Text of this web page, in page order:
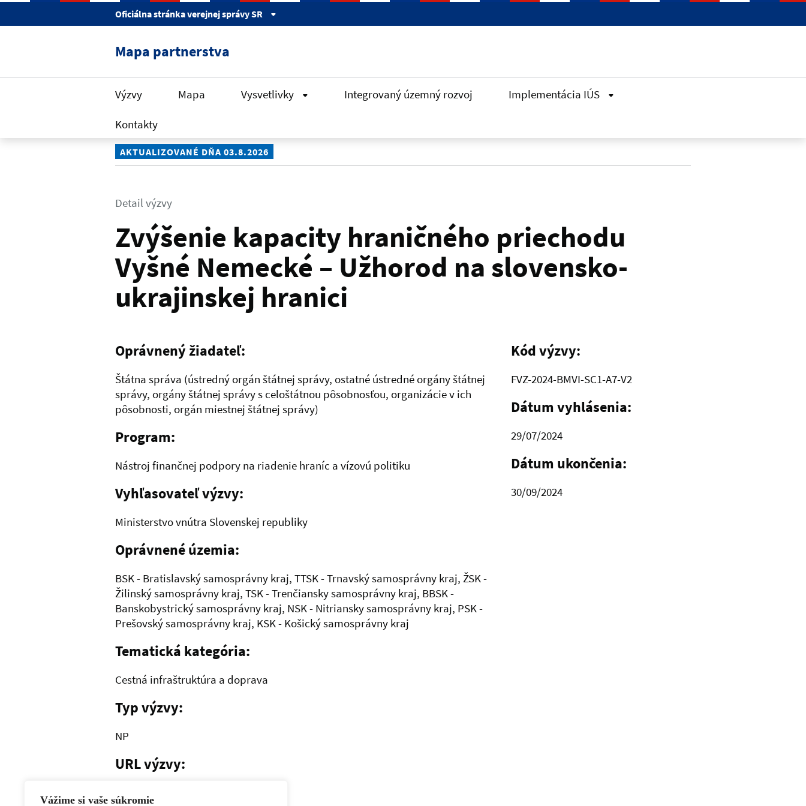
Vážime si vaše súkromie
Oficiálna stránka verejnej správy SR
Mapa partnerstva
Výzvy Mapa Vysvetlivky Integrovaný územný rozvoj Implementácia IÚS
Kontakty
AKTUALIZOVANÉ DŇA 03.8.2026
Detail výzvy
Zvýšenie kapacity hraničného priechodu
Vyšné Nemecké – Užhorod na slovensko-
ukrajinskej hranici
Oprávnený žiadateľ:
Štátna správa (ústredný orgán štátnej správy, ostatné ústredné orgány štátnej
správy, orgány štátnej správy s celoštátnou pôsobnosťou, organizácie v ich
pôsobnosti, orgán miestnej štátnej správy)
Program:
Nástroj finančnej podpory na riadenie hraníc a vízovú politiku
Vyhľasovateľ výzvy:
Ministerstvo vnútra Slovenskej republiky
Oprávnené územia:
BSK - Bratislavský samosprávny kraj, TTSK - Trnavský samosprávny kraj, ŽSK -
Žilinský samosprávny kraj, TSK - Trenčiansky samosprávny kraj, BBSK -
Banskobystrický samosprávny kraj, NSK - Nitriansky samosprávny kraj, PSK -
Prešovský samosprávny kraj, KSK - Košický samosprávny kraj
Tematická kategória:
Cestná infraštruktúra a doprava
Typ výzvy:
NP
URL výzvy:
Link tu
Kód výzvy:
FVZ-2024-BMVI-SC1-A7-V2
Dátum vyhlásenia:
29/07/2024
Dátum ukončenia:
30/09/2024